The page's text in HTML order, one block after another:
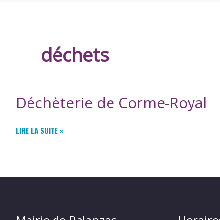
déchets
Déchèterie de Corme-Royal
DÉCHÈTERIE
LIRE LA SUITE »